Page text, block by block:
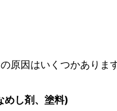
原因はいくつかあります
めし剤、塗料)